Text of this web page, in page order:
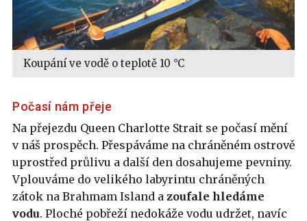
Koupání ve vodě o teplotě 10 °C
Počasí nám přeje
Na přejezdu Queen Charlotte Strait se počasí mění
v náš prospěch. Přespáváme na chráněném ostrově
uprostřed průlivu a další den dosahujeme pevniny.
Vplouváme do velikého labyrintu chráněných
zátok na Brahmam Island a zoufale hledáme
vodu. Ploché pobřeží nedokáže vodu udržet, navíc